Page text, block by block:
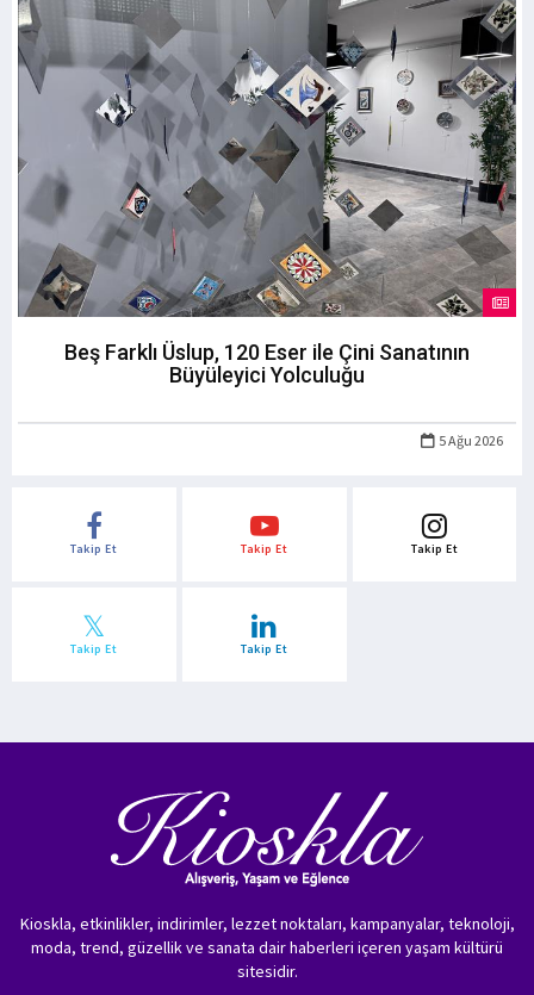
Beş Farklı Üslup, 120 Eser ile Çini Sanatının
Büyüleyici Yolculuğu
5 Ağu 2026
Takip Et Takip Et Takip Et
Takip Et Takip Et
Kioskla, etkinlikler, indirimler, lezzet noktaları, kampanyalar, teknoloji,
moda, trend, güzellik ve sanata dair haberleri içeren yaşam kültürü
sitesidir.